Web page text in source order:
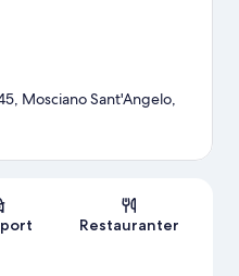
Mosciano Sant'Angelo,
Restauranter